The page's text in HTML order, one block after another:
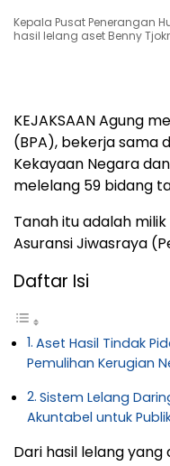
Kepala Pusat Penerangan
hasil lelang aset Benny
KEJAKSAAN Agung
(BPA), bekerja sama
Kekayaan Negara
melelang 59 bidang
Tanah itu adalah
Asuransi Jiwasraya
Daftar Isi
Aset Hasil Tindak
Pemulihan Kerugian
Sistem Lelang
Akuntabel untuk
Dari hasil lelang